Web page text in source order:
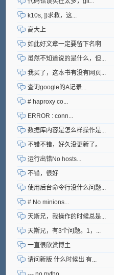
k10s, ])求救，这...
高大上
如此好文章一定要留下名啊
虽然不知道说的是什么，但...
我买了，这本书有没有网页...
查询google的A记录...
# haproxy co...
ERROR : conn...
数据库内容是怎么样操作是...
不错不错，好久没更新了。
运行出错No hosts...
不错，很好
使用后台命令行没什么问题...
# No minions...
天斯兄，我操作的时候总是...
天斯兄，有3个问题。1，...
一直很欣赏博主
请问新版 什么时候出 有...